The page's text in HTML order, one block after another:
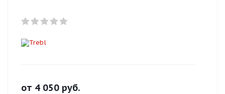
от 4 050 руб.
Оплачивайте сегодня только
Получайте товар